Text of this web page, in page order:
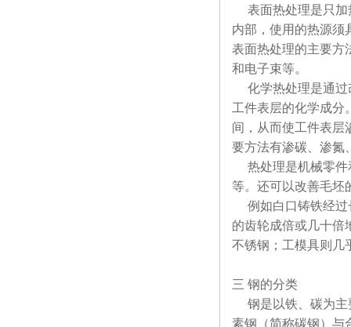
表面热处理是只加
内部，使用的热源须
表面热处理的主要方
和电子束等。
化学热处理是通过
工件表层的化学成分
间，从而使工件表层
要方法有渗碳、渗氮
热处理是机械零件
等。还可以改善毛坯
例如白口铸铁经过
的齿轮成倍或几十倍
不锈钢；工模具则几
三 钢的分类
钢是以铁、碳为主
素钢（简称碳钢）与